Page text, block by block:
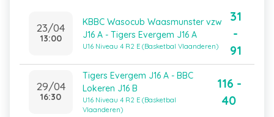
23/04
13:00
KBBC Wasocub Waasmunster vzw
J16 A - Tigers Evergem J16 A
U16 Niveau 4 R2 E (Basketbal Vlaanderen)
31
-
91
29/04
16:30
Tigers Evergem J16 A - BBC
Lokeren J16 B
U16 Niveau 4 R2 E (Basketbal
Vlaanderen)
116 -
40